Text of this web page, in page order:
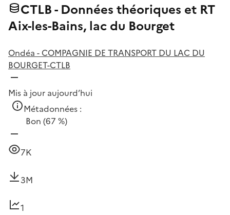
CTLB - Données théoriques et RT
Aix-les-Bains, lac du Bourget
Ondéa - COMPAGNIE DE TRANSPORT DU LAC DU
BOURGET-CTLB
Mis à jour aujourd’hui
Métadonnées :
Bon (67 %)
7K
3M
1